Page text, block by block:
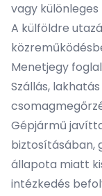
vagy
A külföldre
Menetjegy
Szállás,
Gépjármű
biztosításában,
állapota miatt
intézkedés